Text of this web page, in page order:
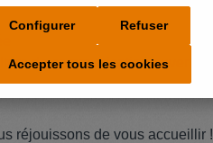
de communication ouverte
réjouissons de vous accueillir !
Refuser
Configurer
Accepter tous les cookies